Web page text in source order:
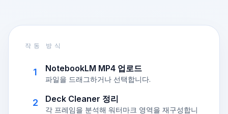
작동 방식
1 NotebookLM MP4 업로드
파일을 드래그하거나 선택합니다.
2 Deck Cleaner 정리
각 프레임을 분석해 워터마크 영역을 재구성합니